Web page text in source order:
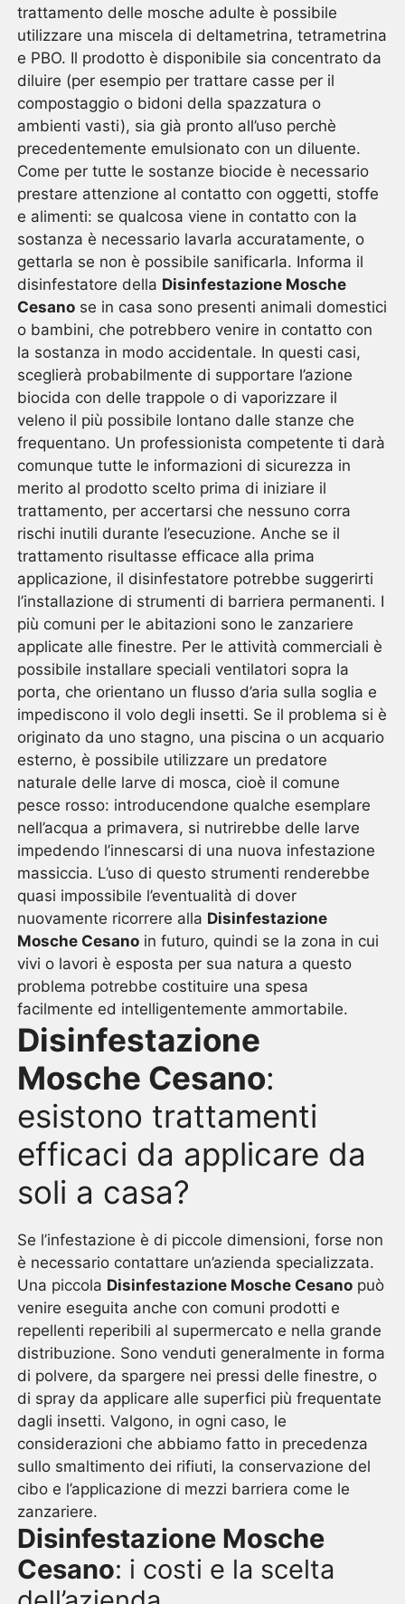
trattamento delle mosche adulte è possibile
utilizzare una miscela di deltametrina, tetrametrina
e PBO. Il prodotto è disponibile sia concentrato da
diluire (per esempio per trattare casse per il
compostaggio o bidoni della spazzatura o
ambienti vasti), sia già pronto all’uso perchè
precedentemente emulsionato con un diluente.
Come per tutte le sostanze biocide è necessario
prestare attenzione al contatto con oggetti, stoffe
e alimenti: se qualcosa viene in contatto con la
sostanza è necessario lavarla accuratamente, o
gettarla se non è possibile sanificarla. Informa il
disinfestatore della Disinfestazione Mosche
Cesano se in casa sono presenti animali domestici
o bambini, che potrebbero venire in contatto con
la sostanza in modo accidentale. In questi casi,
sceglierà probabilmente di supportare l’azione
biocida con delle trappole o di vaporizzare il
veleno il più possibile lontano dalle stanze che
frequentano. Un professionista competente ti darà
comunque tutte le informazioni di sicurezza in
merito al prodotto scelto prima di iniziare il
trattamento, per accertarsi che nessuno corra
rischi inutili durante l’esecuzione. Anche se il
trattamento risultasse efficace alla prima
applicazione, il disinfestatore potrebbe suggerirti
l’installazione di strumenti di barriera permanenti. I
più comuni per le abitazioni sono le zanzariere
applicate alle finestre. Per le attività commerciali è
possibile installare speciali ventilatori sopra la
porta, che orientano un flusso d’aria sulla soglia e
impediscono il volo degli insetti. Se il problema si è
originato da uno stagno, una piscina o un acquario
esterno, è possibile utilizzare un predatore
naturale delle larve di mosca, cioè il comune
pesce rosso: introducendone qualche esemplare
nell’acqua a primavera, si nutrirebbe delle larve
impedendo l’innescarsi di una nuova infestazione
massiccia. L’uso di questo strumenti renderebbe
quasi impossibile l’eventualità di dover
nuovamente ricorrere alla Disinfestazione
Mosche Cesano in futuro, quindi se la zona in cui
vivi o lavori è esposta per sua natura a questo
problema potrebbe costituire una spesa
facilmente ed intelligentemente ammortabile.
Disinfestazione
Mosche Cesano:
esistono trattamenti
efficaci da applicare da
soli a casa?
Se l’infestazione è di piccole dimensioni, forse non
è necessario contattare un’azienda specializzata.
Una piccola Disinfestazione Mosche Cesano può
venire eseguita anche con comuni prodotti e
repellenti reperibili al supermercato e nella grande
distribuzione. Sono venduti generalmente in forma
di polvere, da spargere nei pressi delle finestre, o
di spray da applicare alle superfici più frequentate
dagli insetti. Valgono, in ogni caso, le
considerazioni che abbiamo fatto in precedenza
sullo smaltimento dei rifiuti, la conservazione del
cibo e l’applicazione di mezzi barriera come le
zanzariere.
Disinfestazione Mosche
Cesano: i costi e la scelta